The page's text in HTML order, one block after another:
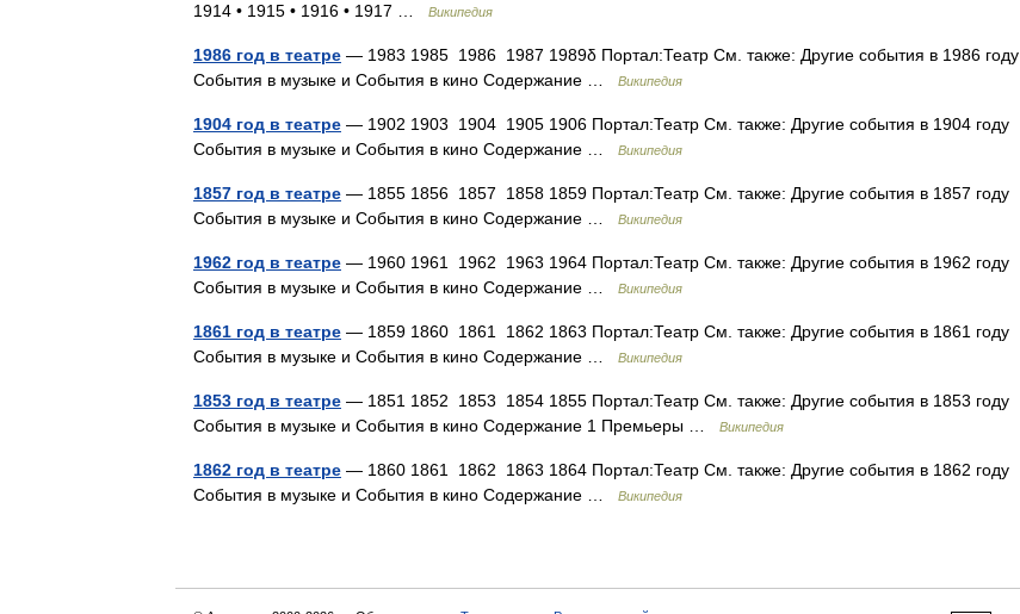
1914 • 1915 • 1916 • 1917 …
Википедия
1986 год в театре — 1983 1985 1986 1987 1989δ Портал:Театр См. также: Другие события в 1986 году
События в музыке и События в кино Содержание …
Википедия
1904 год в театре — 1902 1903 1904 1905 1906 Портал:Театр См. также: Другие события в 1904 году
События в музыке и События в кино Содержание …
Википедия
1857 год в театре — 1855 1856 1857 1858 1859 Портал:Театр См. также: Другие события в 1857 году
События в музыке и События в кино Содержание …
Википедия
1962 год в театре — 1960 1961 1962 1963 1964 Портал:Театр См. также: Другие события в 1962 году
События в музыке и События в кино Содержание …
Википедия
1861 год в театре — 1859 1860 1861 1862 1863 Портал:Театр См. также: Другие события в 1861 году
События в музыке и События в кино Содержание …
Википедия
1853 год в театре — 1851 1852 1853 1854 1855 Портал:Театр См. также: Другие события в 1853 году
События в музыке и События в кино Содержание 1 Премьеры …
Википедия
1862 год в театре — 1860 1861 1862 1863 1864 Портал:Театр См. также: Другие события в 1862 году
События в музыке и События в кино Содержание …
Википедия